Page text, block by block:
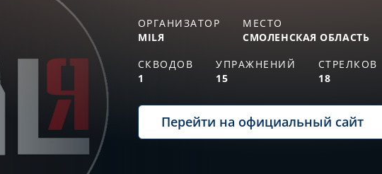
ОРГАНИЗАТОР
MILЯ
МЕСТО
СМОЛЕНСКАЯ ОБЛАСТЬ
СКВОДОВ
1
УПРАЖНЕНИЙ
15
СТРЕЛКОВ
18
Перейти на официальный сайт